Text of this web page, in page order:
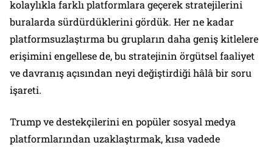
kolaylıkla farklı platformlara geçerek stratejilerini
buralarda sürdürdüklerini gördük. Her ne kadar
platformsuzlaştırma bu grupların daha geniş kitlelere
erişimini engellese de, bu stratejinin örgütsel faaliyet
ve davranış açısından neyi değiştirdiği hâlâ bir soru
işareti.
Trump ve destekçilerini en popüler sosyal medya
platformlarından uzaklaştırmak, kısa vadede